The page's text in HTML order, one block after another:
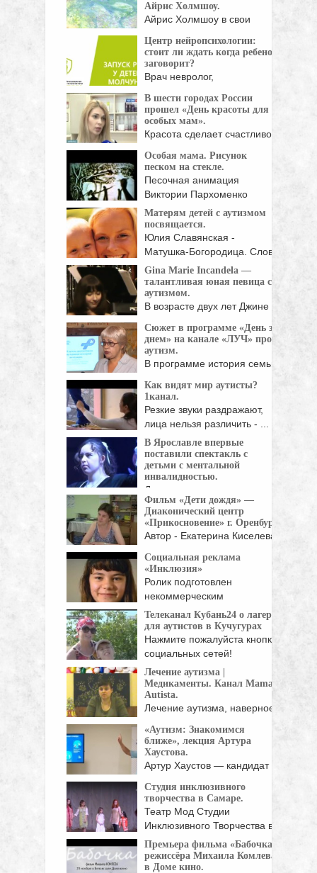
Айрис Холмшоу.
Айрис Холмшоу в свои
Центр нейропсихологии:
стоит ли ждать когда ребенок
заговорит?
Врач невролог,
психолог и кинезиолог ...
В шести городах России
прошел «День красоты для
особых мам».
Красота сделает счастливой
Особая мама. Рисунок
песком на стекле.
Песочная анимация
Виктории Пархоменко
"Особая мама" - ...
Матерям детей с аутизмом
посвящается.
Юлия Славянская -
Матушка-Богородица. Слова
А.Ромашкиной Новую жизнь
– ...
Gina Marie Incandela —
талантливая юная певица с
аутизмом.
В возрасте двух лет Джине
Сюжет в программе «День за
днем» на канале «ЛУЧ» про
аутизм.
В программе история семьи
Ененковой ...
Как видят мир аутисты?
1канал.
Резкие звуки раздражают,
лица нельзя различить - ...
В Ярославле впервые
поставили спектакль с
детьми с ментальной
инвалидностью.
Делиться переживаниями,
рассказать о мечтах и
чувствах: ...
Фильм «Дети дождя» —
Диаконический центр
«Прикосновение» г. Оренбург
Автор - Екатерина Киселева.
Социальная реклама
«Инклюзия»
Ролик подготовлен
некоммерческим
образовательным
учреждением
"Прикосновение" при ...
Телеканал Кубань24 о лагере
для аутистов в Кучугурах
Нажмите пожалуйста кнопки
социальных сетей!
Лечение аутизма |
Медикаменты. Канал Mama
Autista.
Лечение аутизма, наверное,
«Аутизм: Знакомимся
ближе», лекция Артура
Хаустова.
Артур Хаустов — кандидат
Студия инклюзивного
творчества в Самаре.
Театр Мод Студии
Инклюзивного Творчества в
Самаре. Ребята ...
Премьера фильма «Бабочка»
режиссёра Михаила Комлева
в Доме кино.